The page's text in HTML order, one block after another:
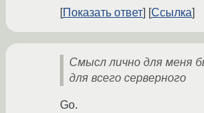
Показать ответ Ссылка
Смысл лично для меня
для всего серверного
Go.